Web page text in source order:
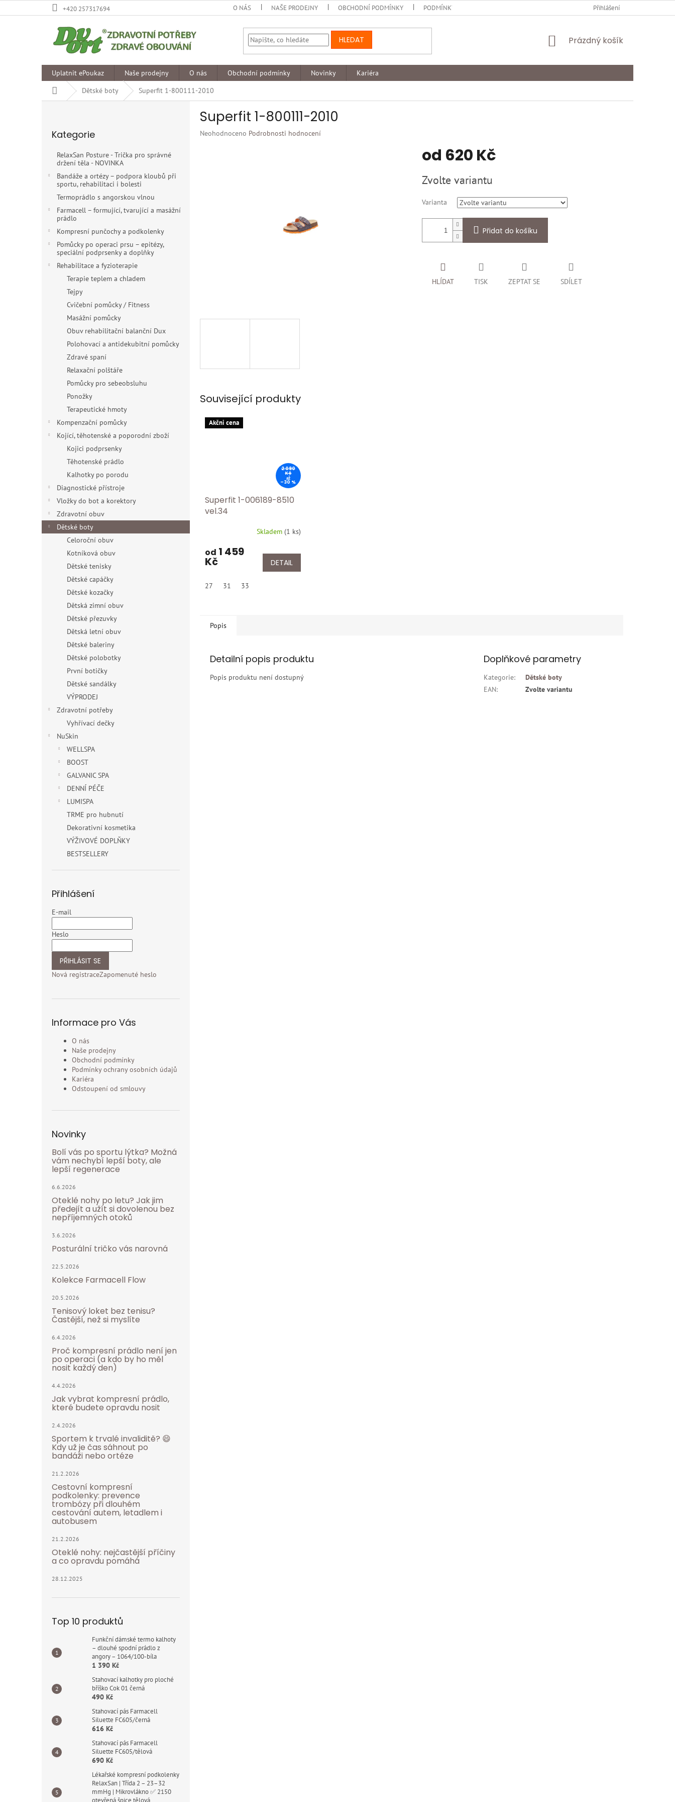
na
+420 257317694 O NÁS NAŠE PRODEJNY OBCHODNÍ PODMÍNKY PODMÍNKY OCHRANY OSOBNÍCH ÚDAJŮ ODSTOUPENÍ OD
Přihlášení
HLEDAT
NÁKUPNÍ
Prázdný košík
Uplatnit ePoukaz Naše prodejny O nás Obchodní podmínky Novinky
Kariéra
Domů
Dětské boty Superfit 1-800111-2010
kategorie
Kategorie
RelaxSan Posture - Trička pro správné
držení těla - NOVINKA
Bandáže a ortézy – podpora kloubů při
sportu, rehabilitaci i bolesti
Termoprádlo s angorskou vlnou
Farmacell – formující, tvarující a masážní
prádlo
Kompresní punčochy a podkolenky
Pomůcky po operaci prsu – epitézy,
speciální podprsenky a doplňky
Rehabilitace a fyzioterapie
Terapie teplem a chladem
Tejpy
Cvičební pomůcky / Fitness
Masážní pomůcky
Obuv rehabilitační balanční Dux
Polohovací a antidekubitní pomůcky
Zdravé spaní
Relaxační polštáře
Pomůcky pro sebeobsluhu
Ponožky
Terapeutické hmoty
Kompenzační pomůcky
Kojící, těhotenské a poporodní zboží
Kojici podprsenky
Těhotenské prádlo
Kalhotky po porodu
Diagnostické přístroje
Vložky do bot a korektory
Zdravotní obuv
Dětské boty
Celoroční obuv
Kotníková obuv
Dětské tenisky
Dětské capáčky
Dětské kozačky
Dětská zimní obuv
Dětské přezuvky
Dětská letní obuv
Dětské baleriny
Dětské polobotky
První botičky
Dětské sandálky
VÝPRODEJ
Zdravotní potřeby
Vyhřívací dečky
NuSkin
WELLSPA
BOOST
GALVANIC SPA
DENNÍ PÉČE
LUMISPA
TRME pro hubnutí
Dekorativní kosmetika
VÝŽIVOVÉ DOPLŇKY
BESTSELLERY
Přihlášení
E-mail
Heslo
PŘIHLÁSIT SE
Nová registraceZapomenuté heslo
Informace pro Vás
O nás
Naše prodejny
Obchodní podmínky
Podmínky ochrany osobních údajů
Kariéra
Odstoupení od smlouvy
Novinky
Bolí vás po sportu lýtka? Možná
vám nechybí lepší boty, ale
lepší regenerace
6.6.2026
Oteklé nohy po letu? Jak jim
předejít a užít si dovolenou bez
nepříjemných otoků
3.6.2026
Posturální tričko vás narovná
22.5.2026
Kolekce Farmacell Flow
20.5.2026
Tenisový loket bez tenisu?
Častější, než si myslíte
6.4.2026
Proč kompresní prádlo není jen
po operaci (a kdo by ho měl
nosit každý den)
4.4.2026
Jak vybrat kompresní prádlo,
které budete opravdu nosit
2.4.2026
Sportem k trvalé invaliditě? 😄
Kdy už je čas sáhnout po
bandáži nebo ortéze
21.2.2026
Cestovní kompresní
podkolenky: prevence
trombózy při dlouhém
cestování autem, letadlem i
autobusem
21.2.2026
Oteklé nohy: nejčastější příčiny
a co opravdu pomáhá
28.12.2025
Top 10 produktů
Funkční dámské termo kalhoty
– dlouhé spodní prádlo z
angory – 1064/100-bíla
1 390 Kč
Stahovací kalhotky pro ploché
bříško Cok 01 černá
490 Kč
Stahovací pás Farmacell
Siluette FC605/černá
616 Kč
Stahovací pás Farmacell
Siluette FC605/tělová
690 Kč
Lékařské kompresní podkolenky
RelaxSan | Třída 2 – 23–32
mmHg | Mikrovlákno ✅ 2150
otevřená špice tělová
Superfit 1-800111-2010
Průměrné
Neohodnoceno Podrobnosti hodnocení
od 620 Kč
cena:
Zvolte variantu
Varianta
Přidat do košíku
TISK ZEPTAT SE
HLÍDAT SDÍLET
Související produkty
Akčni cena
2 090
Kč
až
–30 %
Superfit 1-006189-8510
vel.34
Skladem (1 ks)
od 1 459
Kč DETAIL
27 31 33
Popis
Detailní popis produktu
Popis produktu není dostupný
Doplňkové parametry
Kategorie:
Dětské boty
EAN: Zvolte variantu